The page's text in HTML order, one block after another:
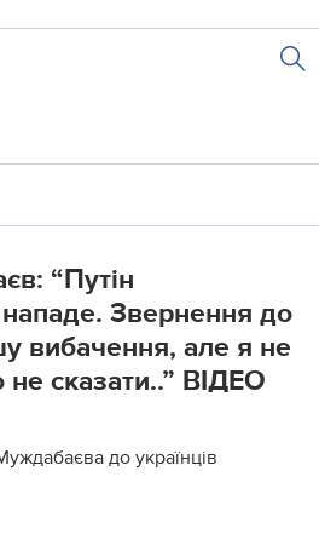
“Путін
Звернення до
вибачення, але я не
сказати..” ВІДЕО
до українців